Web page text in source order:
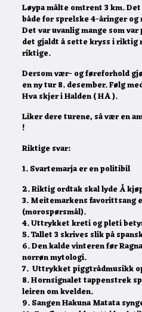
Løypa målte omtrent 3 km.
både for sprelske 4-åringer
Det var uvanlig mange som
det gjaldt å sette kryss i riktig
riktige.
Dersom vær- og føreforhold
en ny tur 8. desember. Følg
Hva skjer i Halden ( HA ).
Liker dere turene, så vær en
!
Riktige svar:
1. Svartemarja er en politibil
2. Riktig ordtak skal lyde Å
3. Meitemarkens favorittsang
(morospørsmål).
4. Uttrykket kreti og pleti
5. Tallet 3 skrives slik på
6. Den kalde vinteren før
norrøn mytologi.
7. Uttrykket piggtrådmusikk
8. Hornsignalet tappenstrek
leiren om kvelden.
9. Sangen Hakuna Matata